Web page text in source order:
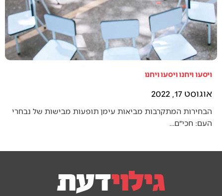
ויסעו ויחנו ויסעו ויחנו
אוגוסט 17, 2022
הבחירות המתקרבות מביאות עימן תופעות מבישות של נבחרי
העם: חכי״ם…